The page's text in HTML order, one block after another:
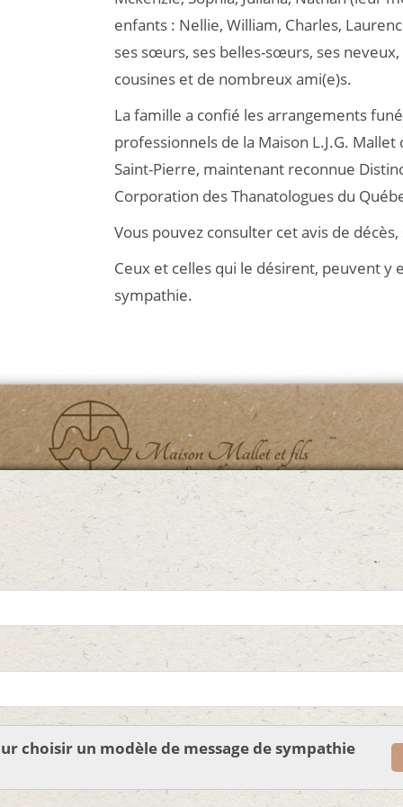
enfants : Nellie, William, Charles,
ses sœurs, ses belles-sœurs, ses neveux,
cousines et de nombreux ami(e)s.
La famille a confié les arrangements
professionnels de la Maison L.J.G.
Saint-Pierre, maintenant reconnue
Corporation des Thanatologues du
Vous pouvez consulter cet avis de
Ceux et celles qui le désirent, peuvent y
sympathie.
choisir un modèle de message de sympathie